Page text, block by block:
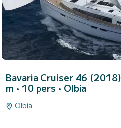
Bavaria Cruiser 46 (2018)
m • 10 pers • Olbia
Olbia